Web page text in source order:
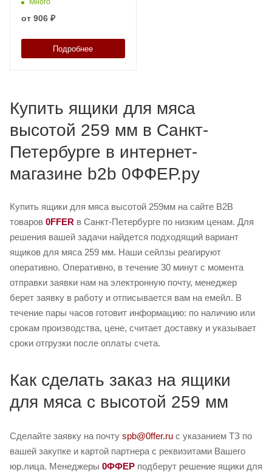
стенками и сплошным дном
Много
от 906 ₽
Подробнее
Купить ящики для мяса
высотой 259 мм в Санкт-
Петербурге в интернет-
магазине b2b 0ФФЕР.ру
Купить ящики для мяса высотой 259мм на сайте B2B
товаров 0FFER в Санкт-Петербурге по низким ценам. Для
решения вашей задачи найдется подходящий вариант
ящиков для мяса 259 мм. Наши сейлзы реагируют
оперативно. Оперативно, в течение 30 минут с момента
отправки заявки нам на электронную почту, менеджер
берет заявку в работу и отписывается вам на емейл. В
течение пары часов готовит информацию: по наличию или
срокам производства, цене, считает доставку и указывает
сроки отгрузки после оплаты счета.
Как сделать заказ на ящики
для мяса с высотой 259 мм
Сделайте заявку на почту spb@0ffer.ru с указанием ТЗ по
вашей закупке и картой партнера с реквизитами Вашего
юр.лица. Менеджеры 0ФФЕР подберут решение ящики для